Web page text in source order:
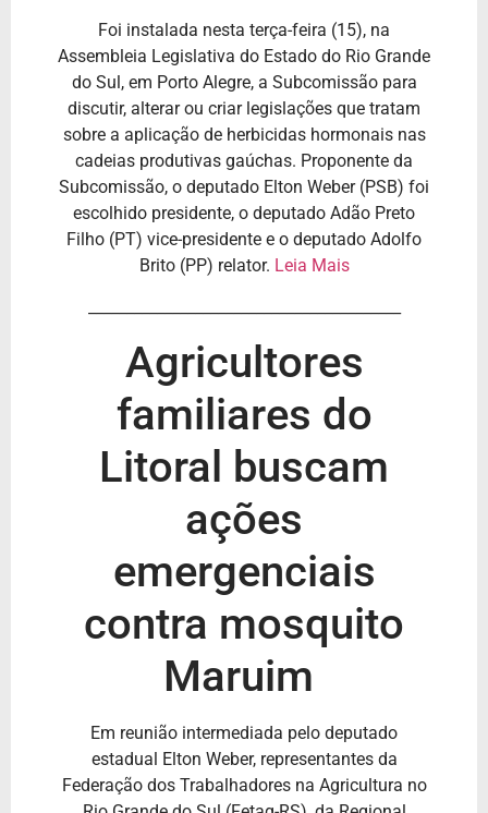
Foi instalada nesta terça-feira (15), na
Assembleia Legislativa do Estado do Rio Grande
do Sul, em Porto Alegre, a Subcomissão para
discutir, alterar ou criar legislações que tratam
sobre a aplicação de herbicidas hormonais nas
cadeias produtivas gaúchas. Proponente da
Subcomissão, o deputado Elton Weber (PSB) foi
escolhido presidente, o deputado Adão Preto
Filho (PT) vice-presidente e o deputado Adolfo
Brito (PP) relator. Leia Mais
Agricultores
familiares do
Litoral buscam
ações
emergenciais
contra mosquito
Maruim
Em reunião intermediada pelo deputado
estadual Elton Weber, representantes da
Federação dos Trabalhadores na Agricultura no